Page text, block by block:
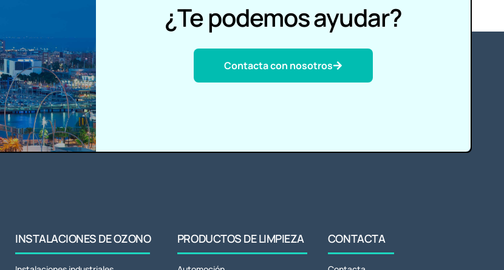
¿Te podemos ayudar?
Contacta con nosotros
INSTALACIONES DE OZONO PRODUCTOS DE LIMPIEZA CONTACTA